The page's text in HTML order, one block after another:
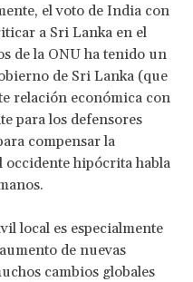
el voto de India con
a Sri Lanka en el
de la ONU ha tenido un
de Sri Lanka (que
relación económica con
para los defensores
compensar la
occidente hipócrita habla
local es especialmente
de nuevas
cambios globales